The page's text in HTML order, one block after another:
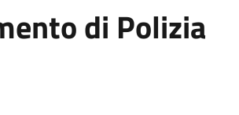
di Polizia